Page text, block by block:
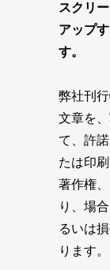
スクリ
アップ
す。
弊社刊
文章を
て、許
たは印
著作権
り、場
るいは
ります